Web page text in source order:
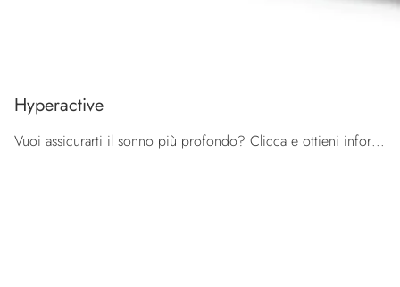
Hyperactive
Vuoi assicurarti il sonno più profondo? Clicca e ottieni informazioni sul materasso Hyperactive tra i modelli a molle insacchettate singoli di ...